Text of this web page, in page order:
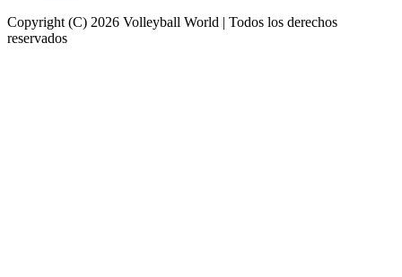
Copyright (C) 2026 Volleyball World | Todos los derechos
reservados